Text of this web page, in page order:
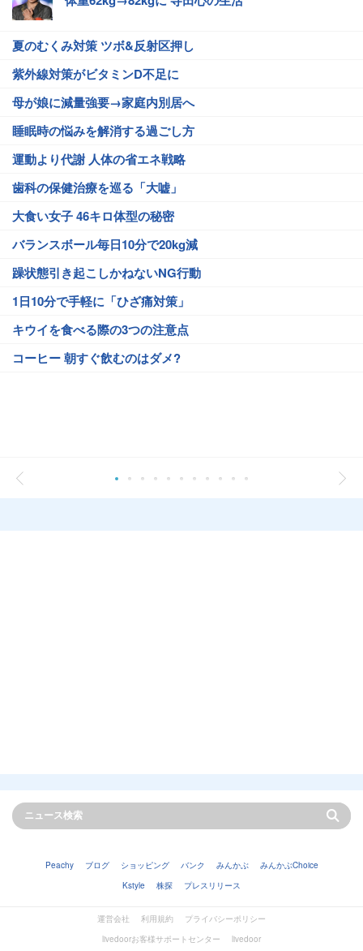
夏のむくみ対策 ツボ&反射区押し
紫外線対策がビタミンD不足に
母が娘に減量強要→家庭内別居へ
睡眠時の悩みを解消する過ごし方
運動より代謝 人体の省エネ戦略
歯科の保健治療を巡る「大嘘」
大食い女子 46キロ体型の秘密
バランスボール毎日10分で20kg減
躁状態引き起こしかねないNG行動
1日10分で手軽に「ひざ痛対策」
キウイを食べる際の3つの注意点
コーヒー 朝すぐ飲むのはダメ?
Peachy ブログ ショッピング バンク みんかぶ
みんかぶChoice
Kstyle
株探 プレスリリース
運営会社 利用規約
プライバシーポリシー
livedoorお客様サポートセンター
livedoor